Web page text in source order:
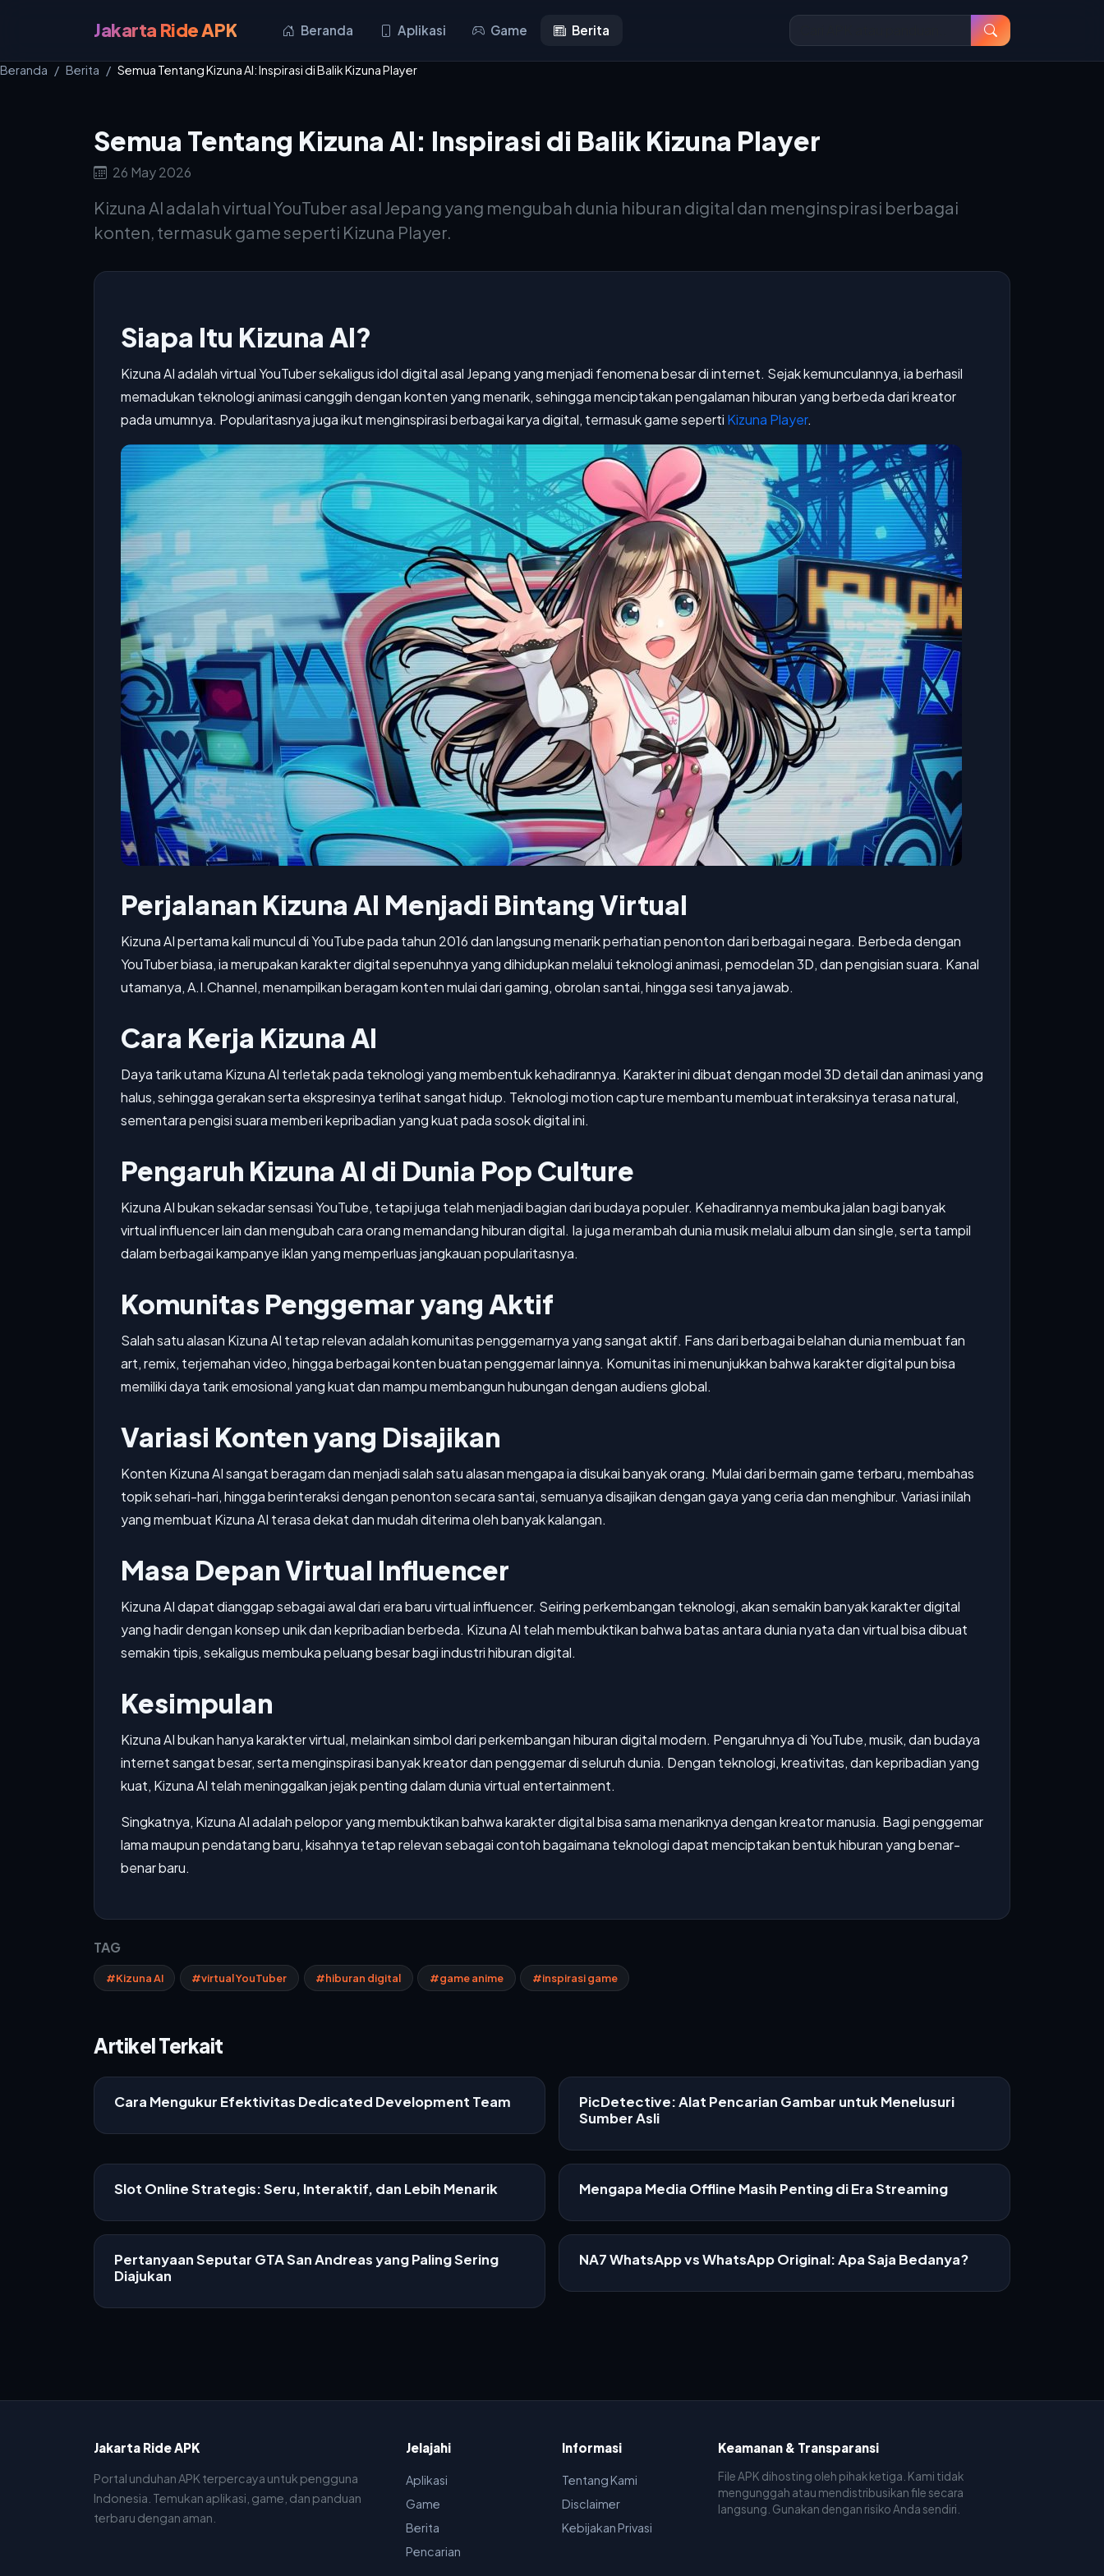
Jakarta Ride APK Beranda Aplikasi Game Berita
Beranda Berita Semua Tentang Kizuna AI: Inspirasi di Balik Kizuna Player
Semua Tentang Kizuna AI: Inspirasi di Balik Kizuna Player
26 May 2026
Kizuna AI adalah virtual YouTuber asal Jepang yang mengubah dunia hiburan digital dan menginspirasi berbagai
konten, termasuk game seperti Kizuna Player.
Siapa Itu Kizuna AI?
Kizuna AI adalah virtual YouTuber sekaligus idol digital asal Jepang yang menjadi fenomena besar di internet. Sejak kemunculannya, ia berhasil
memadukan teknologi animasi canggih dengan konten yang menarik, sehingga menciptakan pengalaman hiburan yang berbeda dari kreator
pada umumnya. Popularitasnya juga ikut menginspirasi berbagai karya digital, termasuk game seperti Kizuna Player.
Perjalanan Kizuna AI Menjadi Bintang Virtual
Kizuna AI pertama kali muncul di YouTube pada tahun 2016 dan langsung menarik perhatian penonton dari berbagai negara. Berbeda dengan
YouTuber biasa, ia merupakan karakter digital sepenuhnya yang dihidupkan melalui teknologi animasi, pemodelan 3D, dan pengisian suara. Kanal
utamanya, A.I.Channel, menampilkan beragam konten mulai dari gaming, obrolan santai, hingga sesi tanya jawab.
Cara Kerja Kizuna AI
Daya tarik utama Kizuna AI terletak pada teknologi yang membentuk kehadirannya. Karakter ini dibuat dengan model 3D detail dan animasi yang
halus, sehingga gerakan serta ekspresinya terlihat sangat hidup. Teknologi motion capture membantu membuat interaksinya terasa natural,
sementara pengisi suara memberi kepribadian yang kuat pada sosok digital ini.
Pengaruh Kizuna AI di Dunia Pop Culture
Kizuna AI bukan sekadar sensasi YouTube, tetapi juga telah menjadi bagian dari budaya populer. Kehadirannya membuka jalan bagi banyak
virtual influencer lain dan mengubah cara orang memandang hiburan digital. Ia juga merambah dunia musik melalui album dan single, serta tampil
dalam berbagai kampanye iklan yang memperluas jangkauan popularitasnya.
Komunitas Penggemar yang Aktif
Salah satu alasan Kizuna AI tetap relevan adalah komunitas penggemarnya yang sangat aktif. Fans dari berbagai belahan dunia membuat fan
art, remix, terjemahan video, hingga berbagai konten buatan penggemar lainnya. Komunitas ini menunjukkan bahwa karakter digital pun bisa
memiliki daya tarik emosional yang kuat dan mampu membangun hubungan dengan audiens global.
Variasi Konten yang Disajikan
Konten Kizuna AI sangat beragam dan menjadi salah satu alasan mengapa ia disukai banyak orang. Mulai dari bermain game terbaru, membahas
topik sehari-hari, hingga berinteraksi dengan penonton secara santai, semuanya disajikan dengan gaya yang ceria dan menghibur. Variasi inilah
yang membuat Kizuna AI terasa dekat dan mudah diterima oleh banyak kalangan.
Masa Depan Virtual Influencer
Kizuna AI dapat dianggap sebagai awal dari era baru virtual influencer. Seiring perkembangan teknologi, akan semakin banyak karakter digital
yang hadir dengan konsep unik dan kepribadian berbeda. Kizuna AI telah membuktikan bahwa batas antara dunia nyata dan virtual bisa dibuat
semakin tipis, sekaligus membuka peluang besar bagi industri hiburan digital.
Kesimpulan
Kizuna AI bukan hanya karakter virtual, melainkan simbol dari perkembangan hiburan digital modern. Pengaruhnya di YouTube, musik, dan budaya
internet sangat besar, serta menginspirasi banyak kreator dan penggemar di seluruh dunia. Dengan teknologi, kreativitas, dan kepribadian yang
kuat, Kizuna AI telah meninggalkan jejak penting dalam dunia virtual entertainment.
Singkatnya, Kizuna AI adalah pelopor yang membuktikan bahwa karakter digital bisa sama menariknya dengan kreator manusia. Bagi penggemar
lama maupun pendatang baru, kisahnya tetap relevan sebagai contoh bagaimana teknologi dapat menciptakan bentuk hiburan yang benar-
benar baru.
TAG
#Kizuna AI #virtual YouTuber #hiburan digital #game anime #inspirasi game
Artikel Terkait
Cara Mengukur Efektivitas Dedicated Development Team
PicDetective: Alat Pencarian Gambar untuk Menelusuri
Sumber Asli
Slot Online Strategis: Seru, Interaktif, dan Lebih Menarik Mengapa Media Offline Masih Penting di Era Streaming
Pertanyaan Seputar GTA San Andreas yang Paling Sering
Diajukan
NA7 WhatsApp vs WhatsApp Original: Apa Saja Bedanya?
Jakarta Ride APK
Portal unduhan APK terpercaya untuk pengguna
Indonesia. Temukan aplikasi, game, dan panduan
terbaru dengan aman.
Jelajahi
Aplikasi
Game
Berita
Pencarian
Informasi
Tentang Kami
Disclaimer
Kebijakan Privasi
Keamanan & Transparansi
File APK dihosting oleh pihak ketiga. Kami tidak
mengunggah atau mendistribusikan file secara
langsung. Gunakan dengan risiko Anda sendiri.